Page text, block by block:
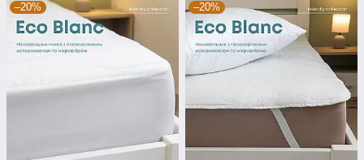
–20% –20%